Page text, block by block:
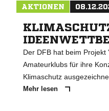
AKTIONEN
Der DFB hat beim Projekt
Amateurklubs für ihre
Klimaschutz
Mehr lesen